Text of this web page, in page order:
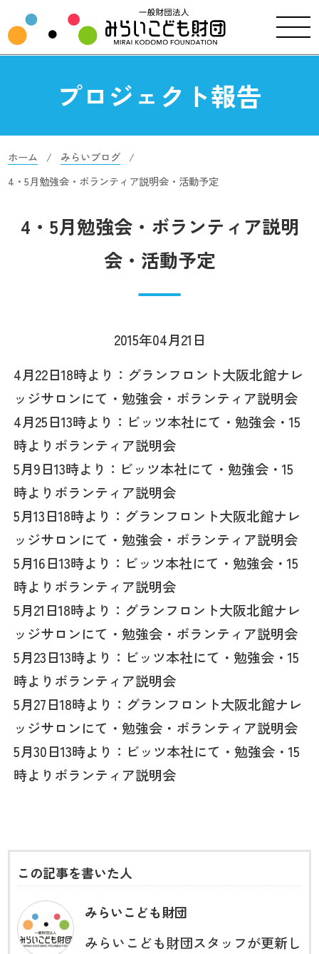
プロジェクト報告
ホーム
みらいブログ
4・5月勉強会・ボランティア説明会・活動予定
4・5月勉強会・ボランティア説明
会・活動予定
2015年04月21日
4月22日18時より：グランフロント大阪北館ナレ
ッジサロンにて・勉強会・ボランティア説明会
4月25日13時より：ビッツ本社にて・勉強会・15
時よりボランティア説明会
5月9日13時より：ビッツ本社にて・勉強会・15
時よりボランティア説明会
5月13日18時より：グランフロント大阪北館ナレ
ッジサロンにて・勉強会・ボランティア説明会
5月16日13時より：ビッツ本社にて・勉強会・15
時よりボランティア説明会
5月21日18時より：グランフロント大阪北館ナレ
ッジサロンにて・勉強会・ボランティア説明会
5月23日13時より：ビッツ本社にて・勉強会・15
時よりボランティア説明会
5月27日18時より：グランフロント大阪北館ナレ
ッジサロンにて・勉強会・ボランティア説明会
5月30日13時より：ビッツ本社にて・勉強会・15
時よりボランティア説明会
この記事を書いた人
みらいこども財団
みらいこども財団スタッフが更新し